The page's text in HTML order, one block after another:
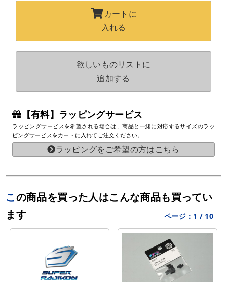
【有料】ラッピングサービス
ラッピングサービスを希望される場合は、商品と一緒に対応するサイズのラッ
ピングサービスをカートに入れてご注文ください。
ラッピングをご希望の方はこちら
カートに
入れる
欲しいものリストに
追加する
この商品を買った人はこんな商品も買ってい
ます
ページ： 1 / 10